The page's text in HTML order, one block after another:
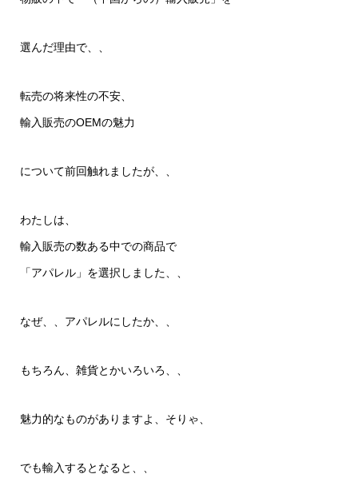
選んだ理由で、、
転売の将来性の不安、
輸入販売のOEMの魅力
について前回触れましたが、、
わたしは、
輸入販売の数ある中での商品で
「アパレル」を選択しました、、
なぜ、、アパレルにしたか、、
もちろん、雑貨とかいろいろ、、
魅力的なものがありますよ、そりゃ、
でも輸入するとなると、、